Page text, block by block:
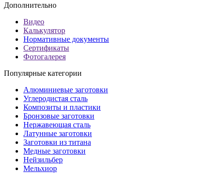
Дополнительно
Видео
Калькулятор
Нормативные документы
Сертификаты
Фотогалерея
Популярные категории
Алюминиевые заготовки
Углеродистая сталь
Композиты и пластики
Бронзовые заготовки
Нержавеющая сталь
Латунные заготовки
Заготовки из титана
Медные заготовки
Нейзильбер
Мельхиор